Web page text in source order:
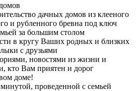
дачных домов из клееного
и рубленного бревна под ключ
за большим столом
в кругу Ваших родных и близких
с друзьями
новостями из жизни и
кто Вам приятен и дорог
доме!
проведенной с семьей